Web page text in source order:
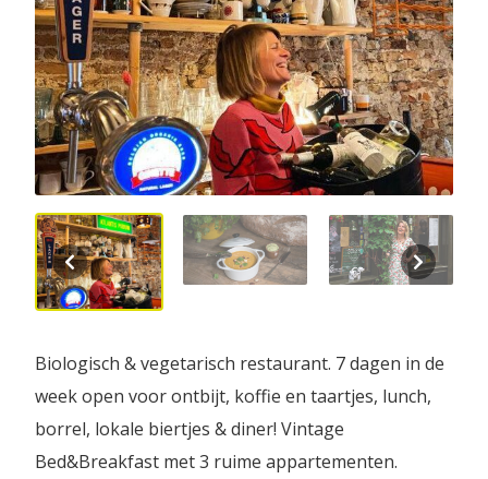
Biologisch & vegetarisch restaurant. 7 dagen in de
week open voor ontbijt, koffie en taartjes, lunch,
borrel, lokale biertjes & diner! Vintage
Bed&Breakfast met 3 ruime appartementen.